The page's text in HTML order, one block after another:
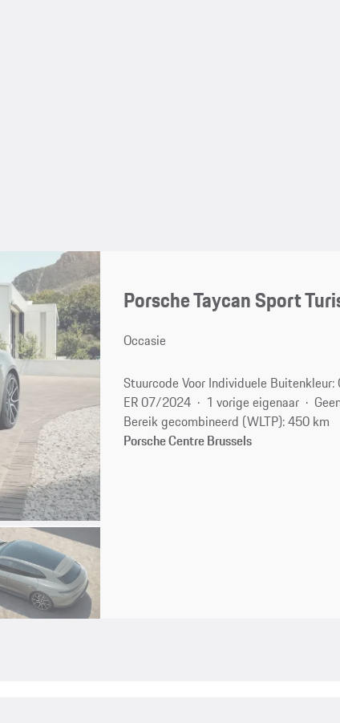
Porsche Taycan Sport
Occasie
Stuurcode Voor Individuele
ER 07/2024
1 vorige eigenaar
Bereik gecombineerd (WLTP): 450 km
Porsche Centre Brussels